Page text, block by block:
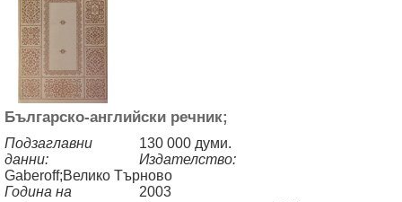
Българско-английски речник;
Подзаглавни
данни:
130 000 думи.
Издателство:
Gaberoff;Велико Търново
Година на
2003